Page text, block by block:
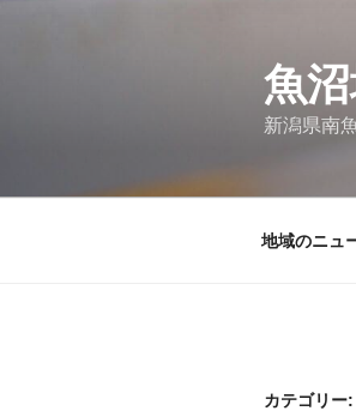
魚
新潟県南
地域のニュ
カテゴリー: